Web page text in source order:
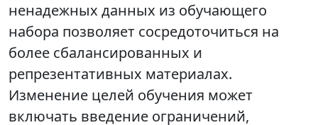
ненадежных данных из обучающего
набора позволяет сосредоточиться на
более сбалансированных и
репрезентативных материалах.
Изменение целей обучения может
включать введение ограничений,